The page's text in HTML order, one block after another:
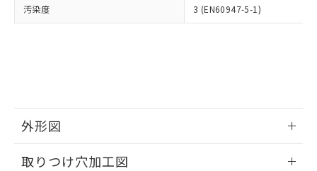
汚染度 3 (EN60947-5-1)
外形図
取りつけ穴加工図
お客様が当ウェブサイト上で当社にご
指します。
※3 非含有証明書ダウンロード
51物質の非含有証明書（当社基準）
※本証明書は発行日時点で非含有を証明す
るもので、過去に遡って非含有を証明する
ものではありません。